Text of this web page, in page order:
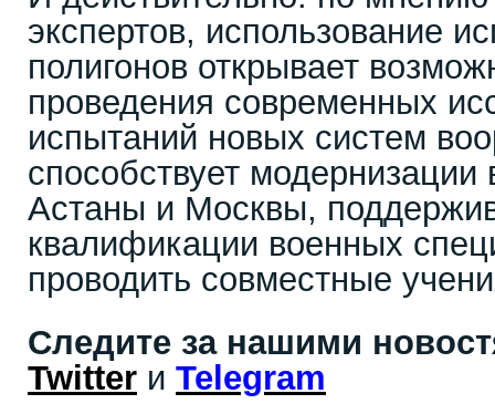
экспертов, использование
полигонов открывает
проведения современных
испытаний новых систем
способствует
Астаны и Москвы,
квалификации военных
проводить совместные
Следите за нашими
Twitter и Telegram